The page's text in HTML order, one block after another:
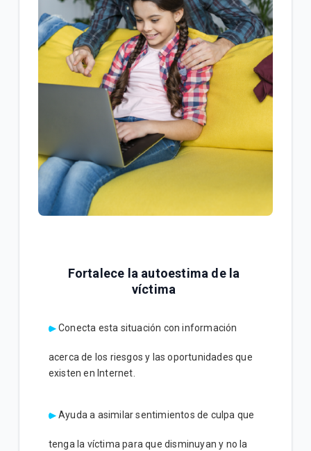
Fortalece la autoestima de la
víctima
Conecta esta situación con información
acerca de los riesgos y las oportunidades que
existen en Internet.
Ayuda a asimilar sentimientos de culpa que
tenga la víctima para que disminuyan y no la